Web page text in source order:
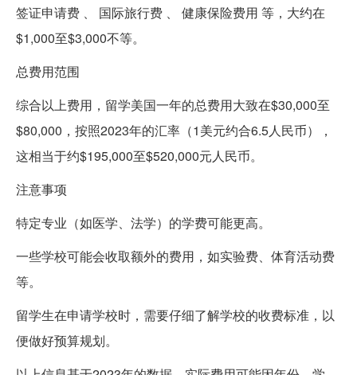
签证申请费 、 国际旅行费 、 健康保险费用 等，大约在
$1,000至$3,000不等。
总费用范围
综合以上费用，留学美国一年的总费用大致在$30,000至
$80,000，按照2023年的汇率（1美元约合6.5人民币），
这相当于约$195,000至$520,000元人民币。
注意事项
特定专业（如医学、法学）的学费可能更高。
一些学校可能会收取额外的费用，如实验费、体育活动费
等。
留学生在申请学校时，需要仔细了解学校的收费标准，以
便做好预算规划。